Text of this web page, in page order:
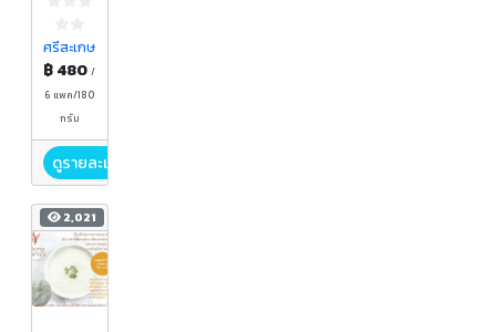
เกิร์ต
ผลไม้
ศรีสะเกษ
฿ 480/
6 แพค/180
กรัม
ดูรายละเอียด
2,021